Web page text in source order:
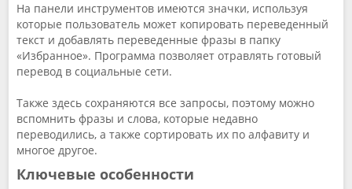
На панели инструментов имеются значки, используя
которые пользователь может копировать переведенный
текст и добавлять переведенные фразы в папку
«Избранное». Программа позволяет отравлять готовый
перевод в социальные сети.
Также здесь сохраняются все запросы, поэтому можно
вспомнить фразы и слова, которые недавно
переводились, а также сортировать их по алфавиту и
многое другое.
Ключевые особенности